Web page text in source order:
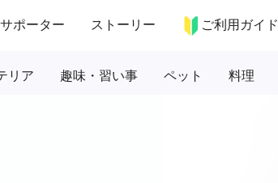
サポーター ストーリー ご利用ガイド
リア 趣味・習い事 ペット 料理